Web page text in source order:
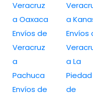
Veracruz
a Oaxaca
Envíos de
Veracruz
a
Pachuca
Envíos de
a
Envíos
a La
Piedad
de